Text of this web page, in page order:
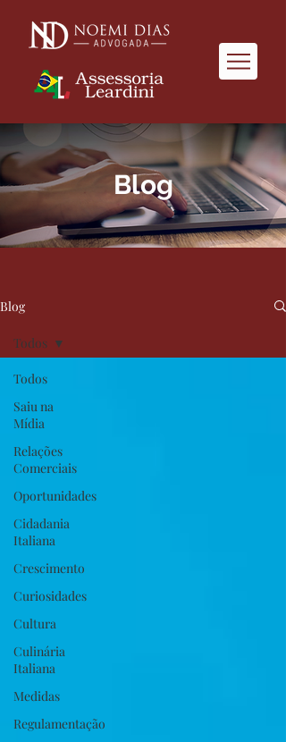
Blog
Blog
Todos
Saiu na
Mídia
Relações
Comerciais
Oportunidades
Cidadania
Italiana
Crescimento
Curiosidades
Cultura
Culinária
Italiana
Medidas
Regulamentação
Todos